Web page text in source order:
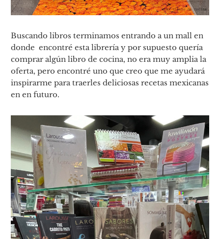
Buscando libros terminamos entrando a un mall en
donde encontré esta librería y por supuesto quería
comprar algún libro de cocina, no era muy amplia la
oferta, pero encontré uno que creo que me ayudará
inspirarme para traerles deliciosas recetas mexicanas
en en futuro.